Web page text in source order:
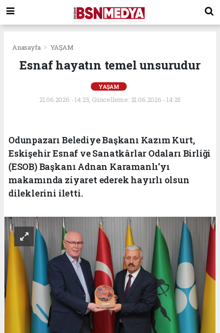
Anasayfa YAŞAM
Esnaf hayatın temel unsurudur
YAŞAM
21.06.2026 - 14:25, Güncelleme: 21.06.2026 - 14:25
Odunpazarı Belediye Başkanı Kazım Kurt,
Eskişehir Esnaf ve Sanatkârlar Odaları Birliği
(ESOB) Başkanı Adnan Karamanlı’yı
makamında ziyaret ederek hayırlı olsun
dileklerini iletti.